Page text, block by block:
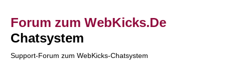
Forum zum WebKicks.De
Chatsystem
Support-Forum zum WebKicks-Chatsystem